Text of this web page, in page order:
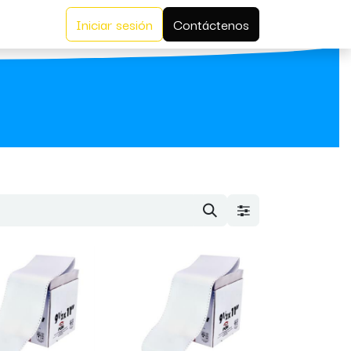
Iniciar sesión Contáctenos